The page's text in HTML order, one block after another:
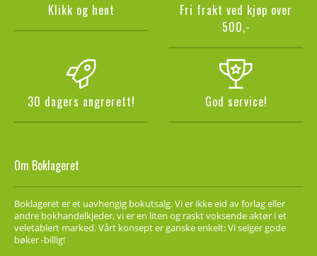
Klikk og hent
Fri frakt ved kjøp over
500,-
30 dagers angrerett! God service!
Om Boklageret
Boklageret er et uavhengig bokutsalg. Vi er ikke eid av forlag eller
andre bokhandelkjeder, vi er en liten og raskt voksende aktør i et
veletablert marked. Vårt konsept er ganske enkelt: Vi selger gode
bøker -billig!